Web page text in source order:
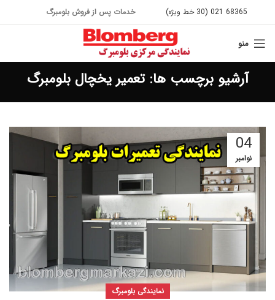
68365 021 (30 خط ویژه) خدمات پس از فروش بلومبرگ
منو
آرشیو برچسب ها: تعمیر یخچال بلومبرگ
04
نوامبر
نمایندگی بلومبرگ